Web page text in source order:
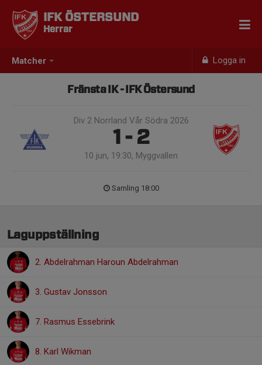
Matcher Logga in
IFK ÖSTERSUND
Herrar
Fränsta IK - IFK Östersund
Div 2 Norrland Vår Södra 2026
1 - 2
10 jun, 19:30, Myggvallen
Samling 18:00
Laguppställning
2. Abdelrahman Haroun Abdelrahman
3. Gustav Jonsson
7. Rasmus Essebrink
8. Karl Wikman